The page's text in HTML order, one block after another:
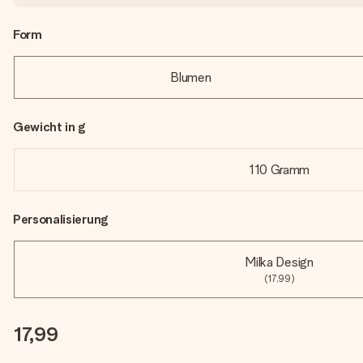
Form
Blumen
Gewicht in g
110 Gramm
Personalisierung
Milka Design
(17,99)
17,99